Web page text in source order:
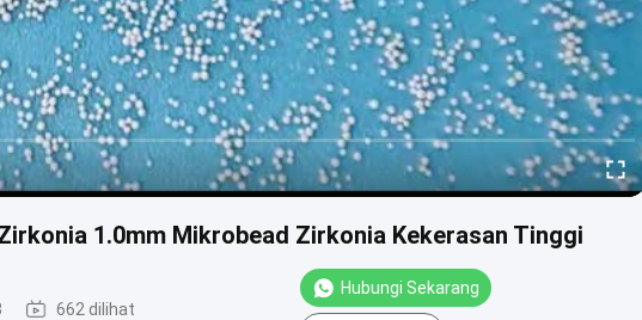
1.0mm Mikrobead Zirkonia Kekerasan Tinggi
662 dilihat
Hubungi Sekarang